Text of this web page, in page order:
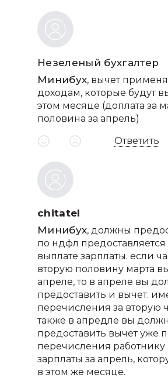
Незеленый бухгалтер
Минибух, вычет
доходам, которые будут
этом месяце (доплата за
половина за апрель)
Ответить
chitatel
Минибух, должны
по ндфл
выплате зарплаты. если
вторую половину марта
апреле, то в апреле вы
предоставить и вычет.
перечисления за вторую
также в апредле вы
предоставить вычет уже
перечисления работнику
зарплаты за апрель,
в этом же месяце.